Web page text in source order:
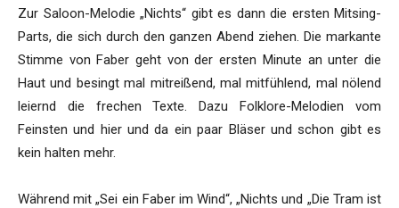
Zur Saloon-Melodie „Nichts“ gibt es dann die ersten Mitsing-
Parts, die sich durch den ganzen Abend ziehen. Die markante
Stimme von Faber geht von der ersten Minute an unter die
Haut und besingt mal mitreißend, mal mitfühlend, mal nölend
leiernd die frechen Texte. Dazu Folklore-Melodien vom
Feinsten und hier und da ein paar Bläser und schon gibt es
kein halten mehr.
Während mit „Sei ein Faber im Wind“, „Nichts und „Die Tram ist